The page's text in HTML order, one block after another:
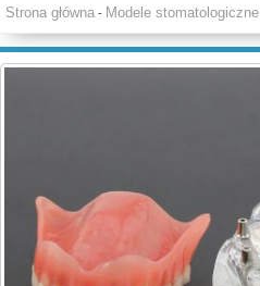
Strona główna - Modele stomatologiczne